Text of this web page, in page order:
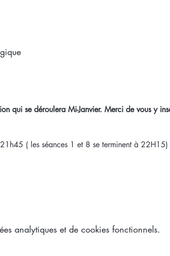
qui se déroulera Mi-Janvier. Merci de vous y
( les séances 1 et 8 se terminent à 22H15)
analytiques et de cookies fonctionnels.